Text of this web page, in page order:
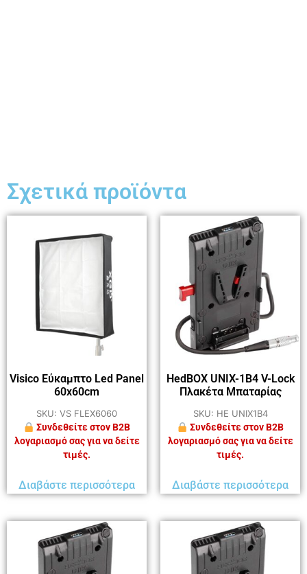
Σχετικά προϊόντα
Visico Εύκαμπτο Led Panel
60x60cm
SKU: VS FLEX6060
Συνδεθείτε στον B2B
λογαριασμό σας για να δείτε
τιμές.
Διαβάστε περισσότερα
HedBOX UNIX-1B4 V-Lock
Πλακέτα Μπαταρίας
SKU: HE UNIX1B4
Συνδεθείτε στον B2B
λογαριασμό σας για να δείτε
τιμές.
Διαβάστε περισσότερα